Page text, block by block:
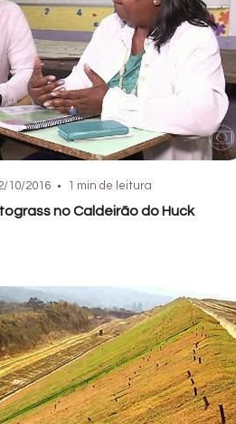
10/2016 1 min de leitura
no Caldeirão do Huck